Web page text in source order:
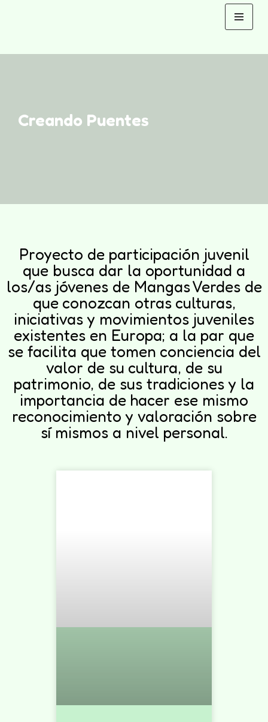
Creando Puentes
Proyecto de participación juvenil
que busca dar la oportunidad a
los/as jóvenes de Mangas Verdes de
que conozcan otras culturas,
iniciativas y movimientos juveniles
existentes en Europa; a la par que
se facilita que tomen conciencia del
valor de su cultura, de su
patrimonio, de sus tradiciones y la
importancia de hacer ese mismo
reconocimiento y valoración sobre
sí mismos a nivel personal.